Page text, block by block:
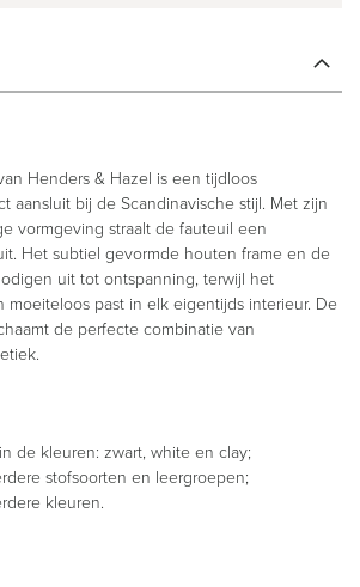
Henders & Hazel is een tijdloos
aansluit bij de Scandinavische stijl. Met zijn
vormgeving straalt de fauteuil een
Het subtiel gevormde houten frame en de
uit tot ontspanning, terwijl het
moeiteloos past in elk eigentijds interieur. De
de perfecte combinatie van
de kleuren: zwart, white en clay;
stofsoorten en leergroepen;
kleuren.